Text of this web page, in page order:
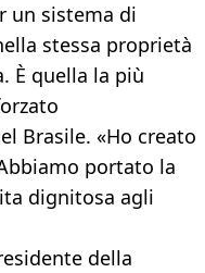
un sistema di
stessa proprietà
È quella la più
Brasile. «Ho creato
portato la
dignitosa agli
della